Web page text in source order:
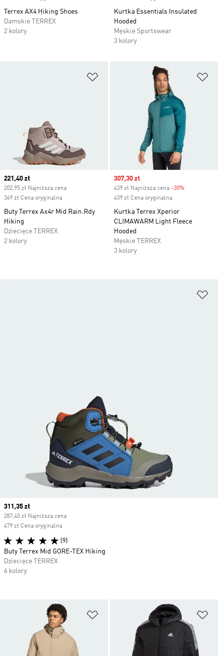
Terrex AX4 Hiking Shoes
Damskie TERREX
2 kolory
Kurtka Essentials Insulated
Hooded
Męskie Sportswear
3 kolory
Dodaj do listy życzeń
Current price
221,40 zł
202,95 zł Najniższa cena
369 zł Cena oryginalna
Buty Terrex Ax4r Mid Rain.Rdy
Hiking
Dziecięce TERREX
2 kolory
Sale price
307,30 zł
439 zł Najniższa cena -30%
439 zł Cena oryginalna
Kurtka Terrex Xperior
CLIMAWARM Light Fleece
Hooded
Męskie TERREX
3 kolory
Dodaj do listy życzeń
Current price
311,35 zł
287,40 zł Najniższa cena
479 zł Cena oryginalna
(9)
Buty Terrex Mid GORE-TEX Hiking
Dziecięce TERREX
6 kolory